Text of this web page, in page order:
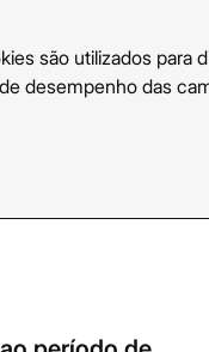
são utilizados para
desempenho das